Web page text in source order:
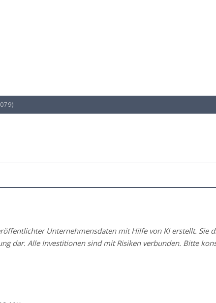
Unternehmensdaten mit Hilfe von KI erstellt. Sie
dar. Alle Investitionen sind mit Risiken verbunden. Bitte